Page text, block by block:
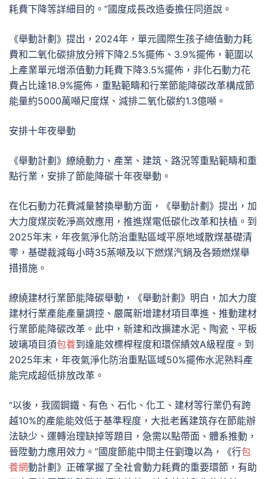
耗費下降等詳細目的。”國度成長改造委擔任同道說。
《舉動計劃》提出，2024年，單元國際生孩子總值動力耗
費和二氧化碳排放分辨下降2.5%擺佈、3.9%擺佈，範圍以
上產業單元增添值動力耗費下降3.5%擺佈，非化石動力花
費占比達18.9%擺佈，重點範疇和行業節能降碳改革構成節
能量約5000萬噸尺度煤、減排二氧化碳約1.3億噸。
安排十年夜舉動
《舉動計劃》繚繞動力、產業、建筑、路況等重點範疇和重
點行業，安排了節能降碳十年夜舉動。
在化石動力花費減量替換舉動方面，《舉動計劃》提出，加
大力度煤炭乾淨高效應用，推進煤電低碳化改革和扶植。到
2025年末，年夜氣淨化防治重點區域平原地域散煤基礎清
零，基礎裁減每小時35蒸噸及以下燃煤汽鍋及各類燃煤舉
措措施。
繚繞建材行業節能降碳舉動，《舉動計劃》明白，加大力度
建材行業產能產量調控、嚴厲新增建材項目準進、推動建材
行業節能降碳改革。此中，新建和改擴建水泥、陶瓷、平板
玻璃項目須包養到達能效標桿程度和環保績效A級程度。到
2025年末，年夜氣淨化防治重點區域50%擺佈水泥熟料產
能完成超低排放改革。
“以後，我國鋼鐵、有色、石化、化工、建材等行業仍有跨
越10%的產能能效低于基準程度，大批老舊建筑存在節能辦
法缺少、運轉治理缺掉等題目，急需以點帶面、體系推動，
晉陞動力應用效力。”國度節能中間主任劉瓊以為，《行包
養網動計劃》正確掌握了全社會動力耗費的重要環節，有助